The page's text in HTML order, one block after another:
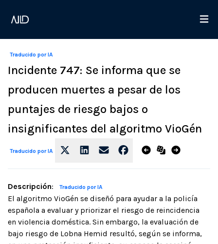
Traducido por IA
Incidente 747: Se informa que se
producen muertes a pesar de los
puntajes de riesgo bajos o
insignificantes del algoritmo VioGén
Traducido por IA
Descripción: Traducido por IA
El algoritmo VioGén se diseñó para ayudar a la policía
española a evaluar y priorizar el riesgo de reincidencia
en violencia doméstica. Sin embargo, la evaluación de
bajo riesgo de Lobna Hemid resultó, según se informa,